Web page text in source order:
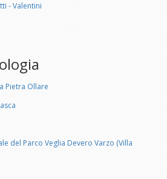
- Valentini
Pietra Ollare
del Parco Veglia Devero Varzo (Villa